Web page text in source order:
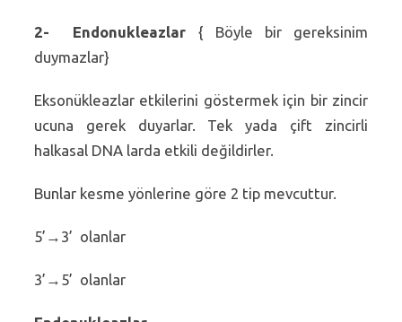
2- Endonukleazlar { Böyle bir gereksinim
duymazlar}
Eksonükleazlar etkilerini göstermek için bir zincir
ucuna gerek duyarlar. Tek yada çift zincirli
halkasal DNA larda etkili değildirler.
Bunlar kesme yönlerine göre 2 tip mevcuttur.
5’→3’ olanlar
3’→5’ olanlar